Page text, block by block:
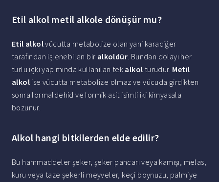
Etil alkol metil alkole dönüşür mu?
Etil alkolvücutta metabolize olan yani karaciğer
tarafından işlenebilen bir alkoldür. Bundan dolayı her
türlü içki yapımında kullanılan tek alkol türüdür. Metil
alkol ise vücutta metabolize olmaz ve vücuda girdikten
sonra formaldehid ve formik asit isimli iki kimyasala
bozunur.
Alkol hangi bitkilerden elde edilir?
Bu hammaddeler şeker, şeker pancarı veya kamışı, melas,
kuru veya taze şekerli meyveler, keçi boynuzu, palmiye